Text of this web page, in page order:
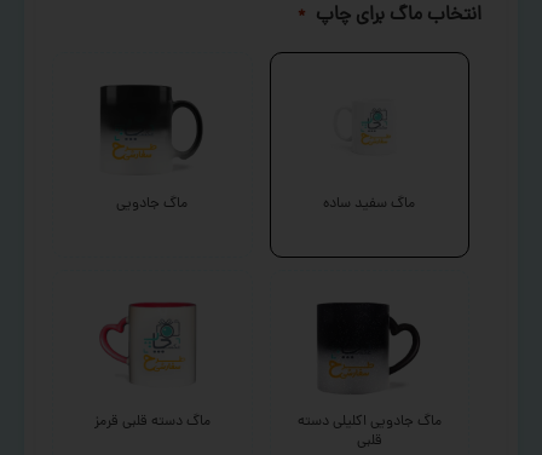
انتخاب ماگ برای چاپ *
ماگ سفید ساده ماگ جادویی
ماگ جادویی اکلیلی دسته
قلبی
ماگ دسته قلبی قرمز